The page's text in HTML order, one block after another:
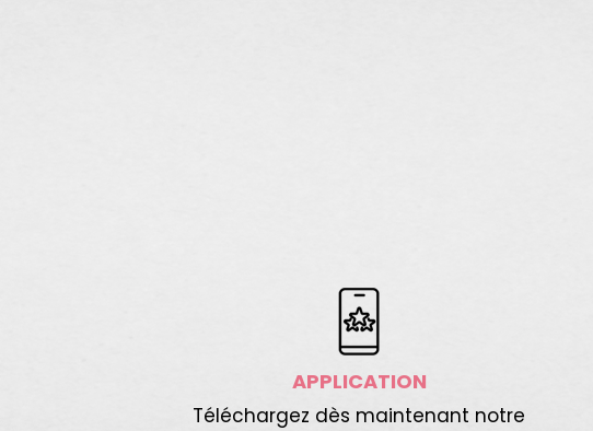
APPLICATION
Téléchargez dès maintenant notre